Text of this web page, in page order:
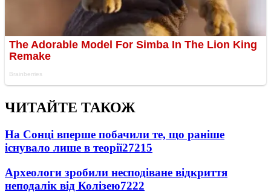
ЧИТАЙТЕ ТАКОЖ
На Сонці вперше побачили те, що раніше
існувало лише в теорії27215
Археологи зробили несподіване відкриття
неподалік від Колізею7222